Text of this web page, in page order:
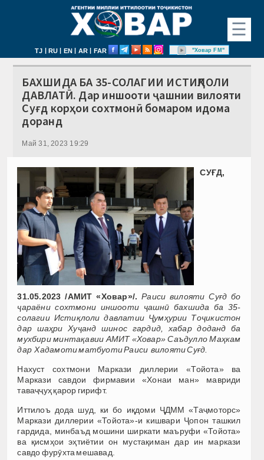
☰
TJ | RU | EN | AR | FAR "Ховар FM"
БАХШИДА БА 35-СОЛАГИИ ИСТИҚЛОЛИ
ДАВЛАТӢ. Дар иншооти ҷашнии вилояти
Суғд корҳои сохтмонӣ бомаром идома
доранд
Май 31, 2023 19:29
СУҒД,
31.05.2023 /АМИТ «Ховар»/. Раиси вилояти Суғд бо
ҷараёни сохтмони иншооти ҷашнӣ бахшида ба 35-
солагии Истиқлоли давлатии Ҷумҳурии Тоҷикистон
дар шаҳри Хуҷанд шинос гардид, хабар доданд ба
мухбири минтақавии АМИТ «Ховар» Саъдулло Маҳкам
дар Хадамоти матбуоти Раиси вилояти Суғд.
Нахуст сохтмони Маркази диллерии «Тойота» ва
Маркази савдои фирмавии «Хонаи ман» мавриди
таваҷҷуҳ қарор гирифт.
Иттилоъ дода шуд, ки бо иқдоми ҶДММ «Таҷмоторс»
Маркази диллерии «Тойота»-и кишвари Ҷопон ташкил
гардида, минбаъд мошини ширкати маъруфи «Тойота»
ва қисмҳои эҳтиётии он мустақиман дар ин маркази
савдо фурӯхта мешавад.